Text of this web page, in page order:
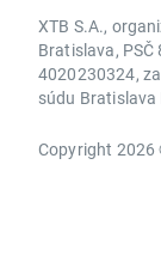
XTB S.A.,
Bratislava, PSČ
4020230324,
súdu Bratislava
Copyright 2026